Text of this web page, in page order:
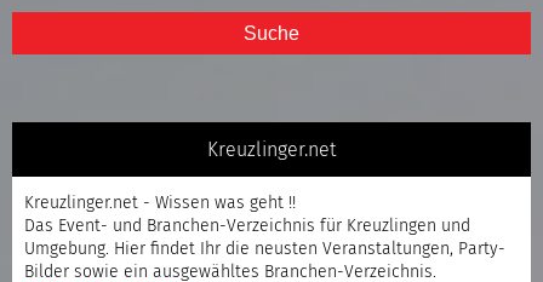
Suche
Kreuzlinger.net
Kreuzlinger.net - Wissen was geht !!
Das Event- und Branchen-Verzeichnis für Kreuzlingen und
Umgebung. Hier findet Ihr die neusten Veranstaltungen, Party-
Bilder sowie ein ausgewähltes Branchen-Verzeichnis.